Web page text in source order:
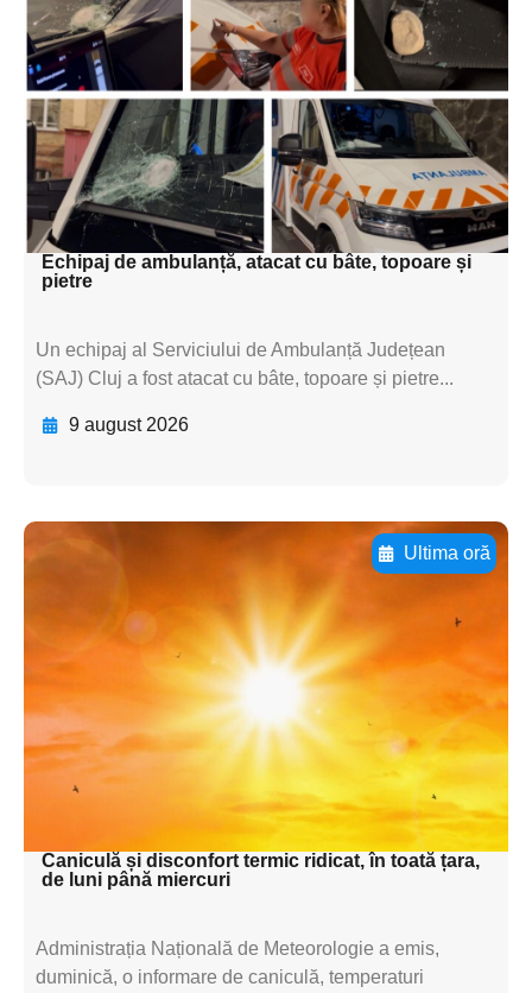
subtitluAdaugă aici
textul pentru
subtitluAdaugă aici
textul pentru
subtitluAdaugă aici
textul pentru subti
Echipaj de ambulanță, atacat cu bâte, topoare și
pietre
Un echipaj al Serviciului de Ambulanță Județean
(SAJ) Cluj a fost atacat cu bâte, topoare și pietre...
9 august 2026
Ultima oră
Adaugă aici textul pentru
subtitluAdaugă aici
textul pentru
subtitluAdaugă aici
textul pentru
subtitluAdaugă aici
textul pentru subti
Caniculă și disconfort termic ridicat, în toată țara,
de luni până miercuri
Administrația Națională de Meteorologie a emis,
duminică, o informare de caniculă, temperaturi